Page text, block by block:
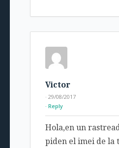
Victor
· 29/08/2017
Reply
Hola,en un
piden el imei de la